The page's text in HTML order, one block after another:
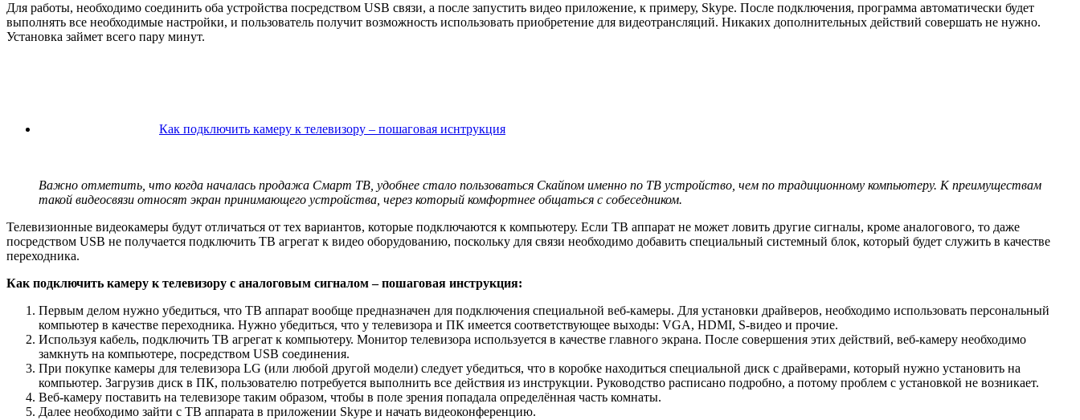
Для работы, необходимо соединить оба устройства посредством USB связи, а после запустить видео приложение, к примеру, Skype. После подключения, программа автоматически будет
выполнять все необходимые настройки, и пользователь получит возможность использовать приобретение для видеотрансляций. Никаких дополнительных действий совершать не нужно.
Установка займет всего пару минут.
Как подключить камеру к телевизору – пошаговая иснтрукция
Важно отметить, что когда началась продажа Смарт ТВ, удобнее стало пользоваться Скайпом именно по ТВ устройство, чем по традиционному компьютеру. К преимуществам
такой видеосвязи относят экран принимающего устройства, через который комфортнее общаться с собеседником.
Телевизионные видеокамеры будут отличаться от тех вариантов, которые подключаются к компьютеру. Если ТВ аппарат не может ловить другие сигналы, кроме аналогового, то даже
посредством USB не получается подключить ТВ агрегат к видео оборудованию, поскольку для связи необходимо добавить специальный системный блок, который будет служить в качестве
переходника.
Как подключить камеру к телевизору с аналоговым сигналом – пошаговая инструкция:
Первым делом нужно убедиться, что ТВ аппарат вообще предназначен для подключения специальной веб-камеры. Для установки драйверов, необходимо использовать персональный
компьютер в качестве переходника. Нужно убедиться, что у телевизора и ПК имеется соответствующее выходы: VGA, HDMI, S-видео и прочие.
Используя кабель, подключить ТВ агрегат к компьютеру. Монитор телевизора используется в качестве главного экрана. После совершения этих действий, веб-камеру необходимо
замкнуть на компьютере, посредством USB соединения.
При покупке камеры для телевизора LG (или любой другой модели) следует убедиться, что в коробке находиться специальной диск с драйверами, который нужно установить на
компьютер. Загрузив диск в ПК, пользователю потребуется выполнить все действия из инструкции. Руководство расписано подробно, а потому проблем с установкой не возникает.
Веб-камеру поставить на телевизоре таким образом, чтобы в поле зрения попадала определённая часть комнаты.
Далее необходимо зайти с ТВ аппарата в приложении Skype и начать видеоконференцию.